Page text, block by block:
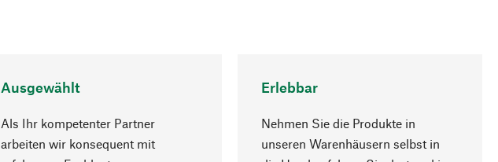
Ausgewählt
Als Ihr kompetenter Partner
arbeiten wir konsequent mit
Erlebbar
Nehmen Sie die Produkte in
unseren Warenhäusern selbst in